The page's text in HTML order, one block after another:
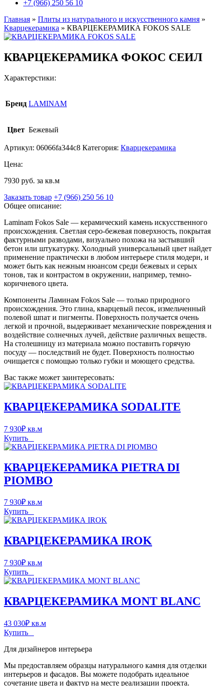
+7 (966) 250 56 10
Главная » Плиты из натурального и искусственного камня »
Кварцекерамика » КВАРЦЕКЕРАМИКА FOKOS SALE
КВАРЦЕКЕРАМИКА ФОКОС СЕИЛ
Характерстики:
Бренд LAMINAM
Цвет Бежевый
Артикул: 06066fa344c8 Категория: Кварцекерамика
Цена:
7930 руб. за кв.м
Заказать товар +7 (966) 250 56 10
Общее описание:
Laminam Fokos Sale — керамический камень искусственного
происхождения. Светлая серо-бежевая поверхность, покрытая
фактурными разводами, визуально похожа на застывший
бетон или штукатурку. Холодный универсальный цвет найдет
применение практически в любом интерьере стиля модерн, и
может быть как нежным нюансом среди бежевых и серых
тонов, так и контрастом в окружении, например, темно-
коричневого цвета.
Компоненты Ламинам Fokos Sale — только природного
происхождения. Это глина, кварцевый песок, измельченный
полевой шпат и пигменты. Поверхность получается очень
легкой и прочной, выдерживает механические повреждения и
воздействие солнечных лучей, действие различных веществ.
На столешницу из материала можно поставить горячую
посуду — последствий не будет. Поверхность полностью
очищается с помощью только губки и моющего средства.
Вас также может заинтересовать:
КВАРЦЕКЕРАМИКА SODALITE
7 930₽ кв.м
Купить
КВАРЦЕКЕРАМИКА PIETRA DI
PIOMBO
7 930₽ кв.м
Купить
КВАРЦЕКЕРАМИКА IROK
7 930₽ кв.м
Купить
КВАРЦЕКЕРАМИКА MONT BLANC
43 030₽ кв.м
Купить
Для дизайнеров интерьера
Мы предоставляем образцы натурального камня для отделки
интерьеров и фасадов. Вы можете подобрать идеальное
сочетание цвета и фактур на месте реализации проекта.